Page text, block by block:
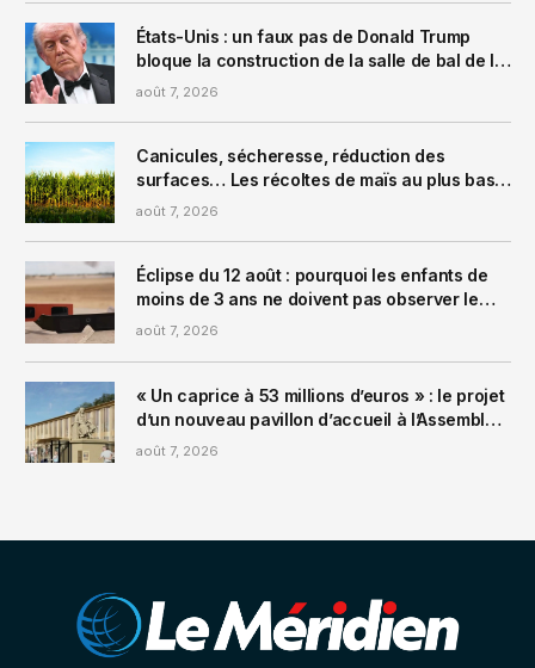
États-Unis : un faux pas de Donald Trump
bloque la construction de la salle de bal de la
Maison Blanche
août 7, 2026
Canicules, sécheresse, réduction des
surfaces… Les récoltes de maïs au plus bas
depuis 1980 en France
août 7, 2026
Éclipse du 12 août : pourquoi les enfants de
moins de 3 ans ne doivent pas observer le
phénomène, selon le ministère de la Santé
août 7, 2026
« Un caprice à 53 millions d’euros » : le projet
d’un nouveau pavillon d’accueil à l’Assemblée
nationale fait polémique
août 7, 2026